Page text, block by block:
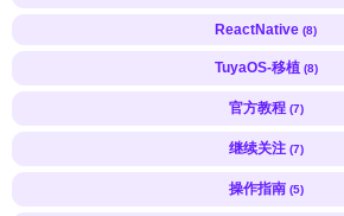
ReactNative (8)
TuyaOS-移植 (8)
官方教程 (7)
继续关注 (7)
操作指南 (5)